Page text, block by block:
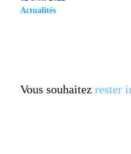
Actualités
Vous souhaitez rester